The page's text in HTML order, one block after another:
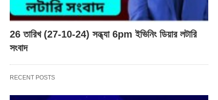
26 তারিখ (27-10-24) সন্ধ্যা 6pm ইভিনিং ডিয়ার লটারি
সংবাদ
RECENT POSTS